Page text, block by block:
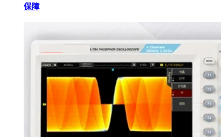
保障